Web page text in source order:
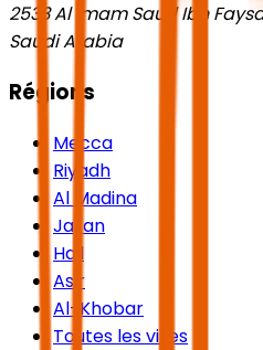
2533 Al Imam Saud Ibn
Saudi Arabia
Régions
Mecca
Riyadh
Al Madina
Jazan
Hail
Asir
Al-Khobar
Toutes les villes